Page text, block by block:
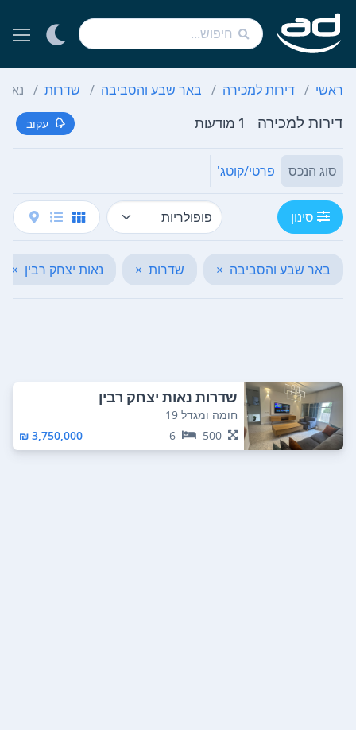
ראשי דירות למכירה באר שבע והסביבה שדרות
דירות למכירה 1 מודעות עקוב
סוג הנכס פרטי/קוטג'
סינון
באר שבע והסביבה × שדרות × נאות יצחק רבין ×
שדרות נאות יצחק רבין
חומה ומגדל 19
500
6
3,750,000 ₪